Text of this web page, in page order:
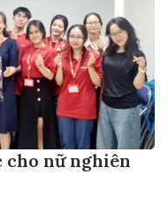
cho nữ nghiên